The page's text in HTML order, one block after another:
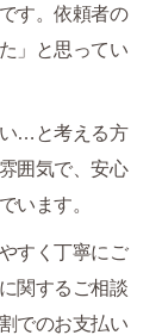
す。依頼者の
」と思ってい
…と考える方
囲気で、安心
います。
すく丁寧にご
関するご相談
でのお支払い